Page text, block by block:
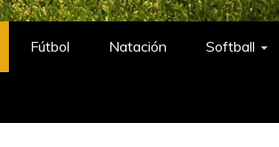
Fútbol Natación​ Softball​